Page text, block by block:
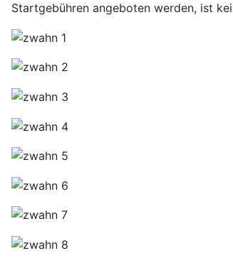
Startgebühren angeboten werden, ist